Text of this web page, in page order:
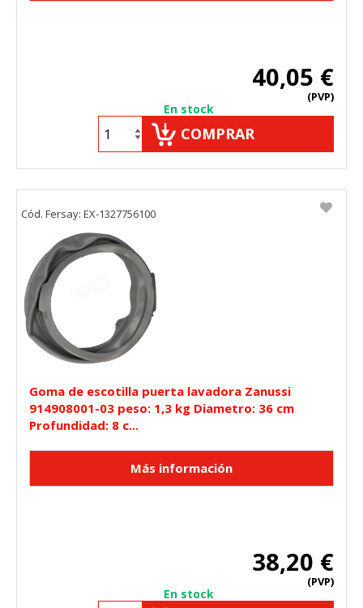
40,05 €
(PVP)
En stock
COMPRAR
Goma de escotilla puerta lavadora Zanussi
914908001-03 peso: 1,3 kg Diametro: 36 cm
Profundidad: 8 c...
38,20 €
(PVP)
En stock
Cód. Fersay: EX-1327756100